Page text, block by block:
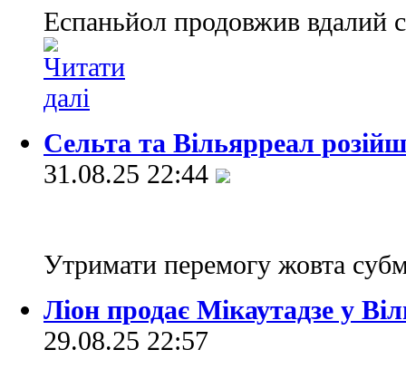
Еспаньйол продовжив вдалий
Сельта та Вільярреал
31.08.25 22:44
Утримати перемогу жовта
Ліон продає Мікаутадзе у
29.08.25 22:57